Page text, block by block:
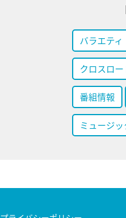
バラエティ
クロスロ
番組情報
ミュージ